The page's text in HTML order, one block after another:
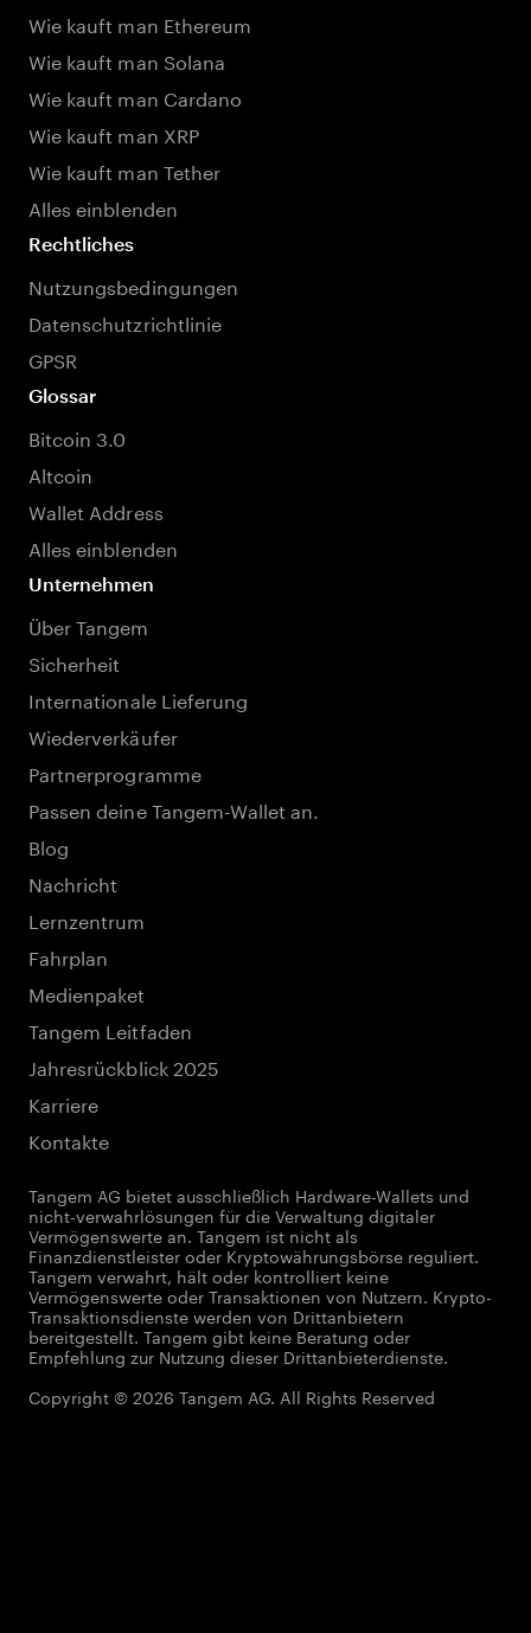
Wie kauft man Ethereum
Wie kauft man Solana
Wie kauft man Cardano
Wie kauft man XRP
Wie kauft man Tether
Alles einblenden
Rechtliches
Nutzungsbedingungen
Datenschutzrichtlinie
GPSR
Glossar
Bitcoin 3.0
Altcoin
Wallet Address
Alles einblenden
Unternehmen
Über Tangem
Sicherheit
Internationale Lieferung
Wiederverkäufer
Partnerprogramme
Passen deine Tangem-Wallet an.
Blog
Nachricht
Lernzentrum
Fahrplan
Medienpaket
Tangem Leitfaden
Jahresrückblick 2025
Karriere
Kontakte
Tangem AG bietet ausschließlich Hardware-Wallets und
nicht-verwahrlösungen für die Verwaltung digitaler
Vermögenswerte an. Tangem ist nicht als
Finanzdienstleister oder Kryptowährungsbörse reguliert.
Tangem verwahrt, hält oder kontrolliert keine
Vermögenswerte oder Transaktionen von Nutzern. Krypto-
Transaktionsdienste werden von Drittanbietern
bereitgestellt. Tangem gibt keine Beratung oder
Empfehlung zur Nutzung dieser Drittanbieterdienste.